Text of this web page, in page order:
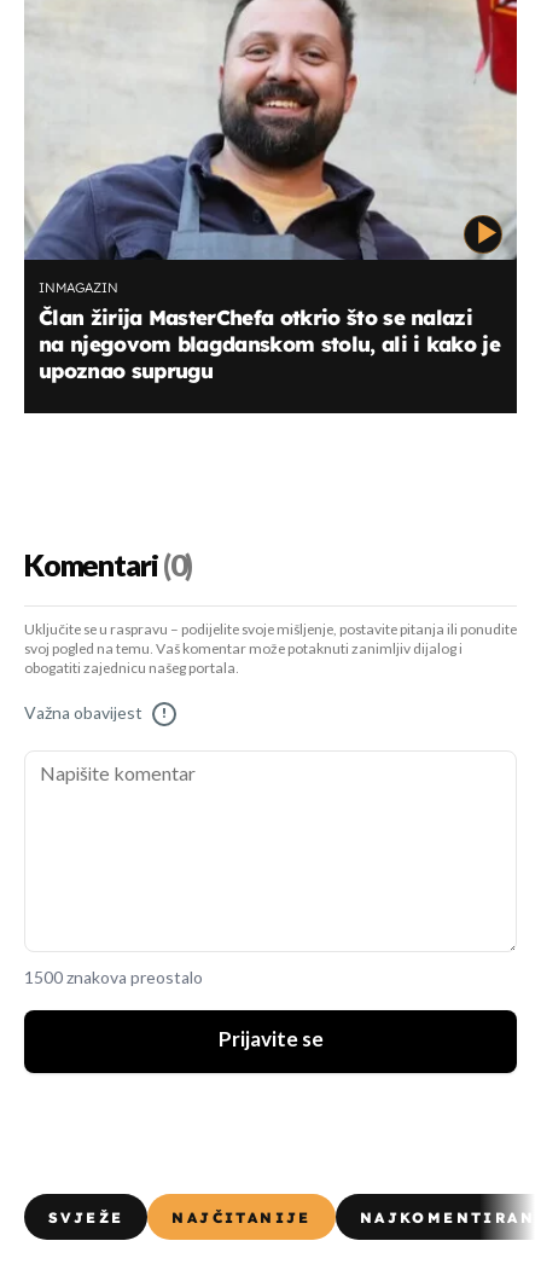
INMAGAZIN
Član žirija MasterChefa otkrio što se nalazi
na njegovom blagdanskom stolu, ali i kako je
upoznao suprugu
Komentari(0)
Uključite se u raspravu – podijelite svoje mišljenje, postavite pitanja ili ponudite
svoj pogled na temu. Vaš komentar može potaknuti zanimljiv dijalog i
obogatiti zajednicu našeg portala.
Važna obavijest !
1500 znakova preostalo
Prijavite se
SVJEŽE NAJČITANIJE